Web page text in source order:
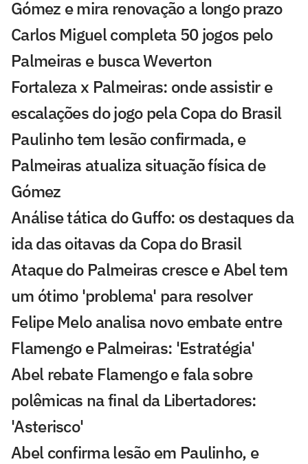
Gómez e mira renovação a longo prazo
Carlos Miguel completa 50 jogos pelo
Palmeiras e busca Weverton
Fortaleza x Palmeiras: onde assistir e
escalações do jogo pela Copa do Brasil
Paulinho tem lesão confirmada, e
Palmeiras atualiza situação física de
Gómez
Análise tática do Guffo: os destaques da
ida das oitavas da Copa do Brasil
Ataque do Palmeiras cresce e Abel tem
um ótimo 'problema' para resolver
Felipe Melo analisa novo embate entre
Flamengo e Palmeiras: 'Estratégia'
Abel rebate Flamengo e fala sobre
polêmicas na final da Libertadores:
'Asterisco'
Abel confirma lesão em Paulinho, e